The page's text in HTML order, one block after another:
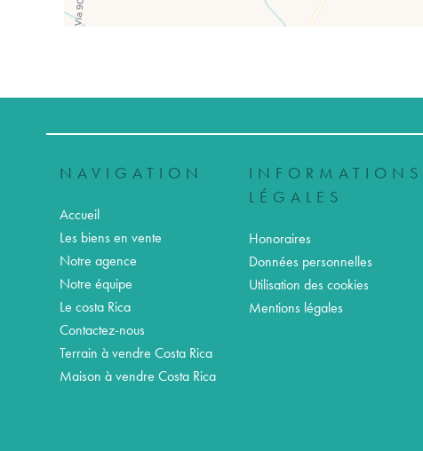
NAVIGATION
Accueil
Les biens en vente
Notre agence
Notre équipe
Le costa Rica
Contactez-nous
Terrain à vendre Costa Rica
Maison à vendre Costa Rica
INFORMATIONS
LÉGALES
Honoraires
Données personnelles
Utilisation des cookies
Mentions légales